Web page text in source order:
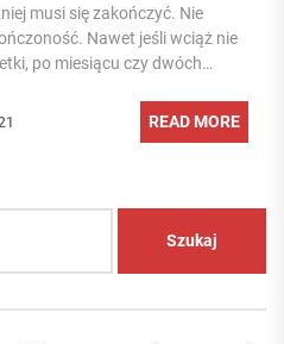
musi się zakończyć. Nie
Nawet jeśli wciąż nie
po miesiącu czy dwóch
READ MORE